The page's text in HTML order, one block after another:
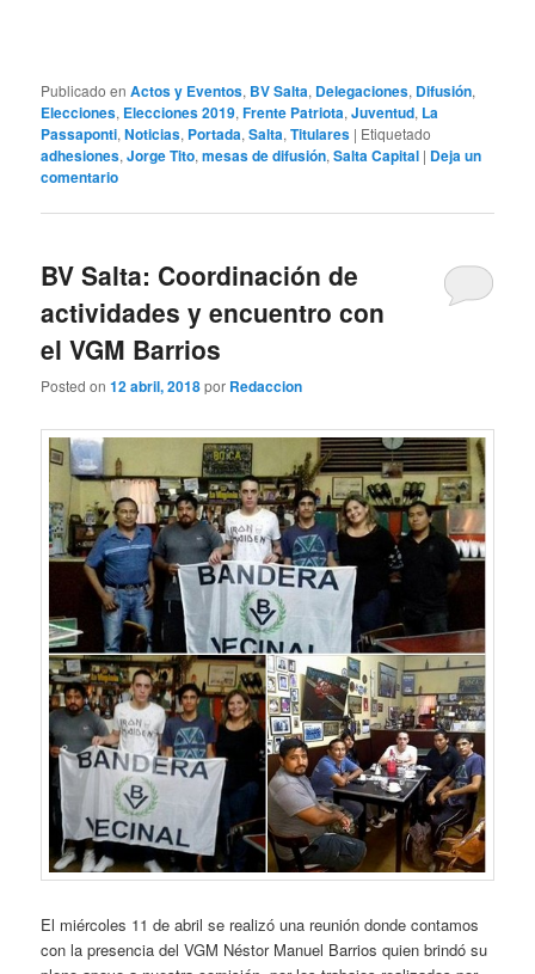
Publicado en Actos y Eventos, BV Salta, Delegaciones, Difusión,
Elecciones, Elecciones 2019,Frente Patriota,Juventud, La
Passaponti,Noticias, Portada,Salta,Titulares | Etiquetado
adhesiones,Jorge Tito,mesas de difusión,Salta Capital | Deja un
comentario
BV Salta: Coordinación de
actividades y encuentro con
el VGM Barrios
Posted on12 abril, 2018por Redaccion
El miércoles 11 de abril se realizó una reunión donde contamos
con la presencia del VGM Néstor Manuel Barrios quien brindó su